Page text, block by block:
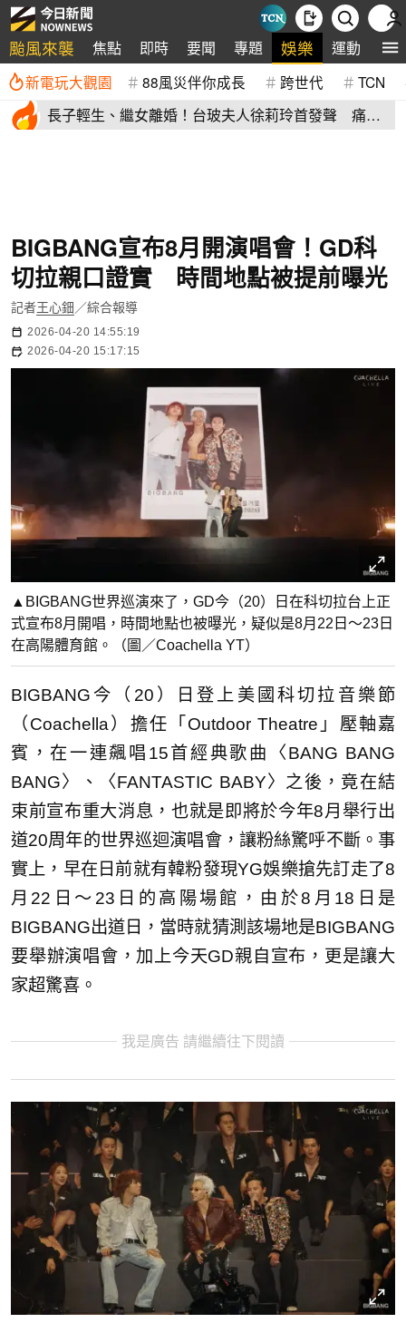
颱風來襲 焦點 即時 要聞 專題 娛樂 運動 全
新電玩大觀園 88風災伴你成長 跨世代 TCN
長子輕生、繼女離婚！台玻夫人徐莉玲首發聲 痛揭
BIGBANG宣布8月開演唱會！GD科
切拉親口證實 時間地點被提前曝光
記者王心鈿 ／綜合報導
2026-04-20 14:55:19
2026-04-20 15:17:15
▲BIGBANG世界巡演來了，GD今（20）日在科切拉台上正
式宣布8月開唱，時間地點也被曝光，疑似是8月22日～23日
在高陽體育館。（圖／Coachella YT）
BIGBANG今（20）日登上美國科切拉音樂節
（Coachella）擔任「Outdoor Theatre」壓軸嘉
賓，在一連飆唱15首經典歌曲〈BANG BANG
BANG〉、〈FANTASTIC BABY〉之後，竟在結
束前宣布重大消息，也就是即將於今年8月舉行出
道20周年的世界巡迴演唱會，讓粉絲驚呼不斷。事
實上，早在日前就有韓粉發現YG娛樂搶先訂走了8
月22日～23日的高陽場館，由於8月18日是
BIGBANG出道日，當時就猜測該場地是BIGBANG
要舉辦演唱會，加上今天GD親自宣布，更是讓大
家超驚喜。
我是廣告 請繼續往下閱讀